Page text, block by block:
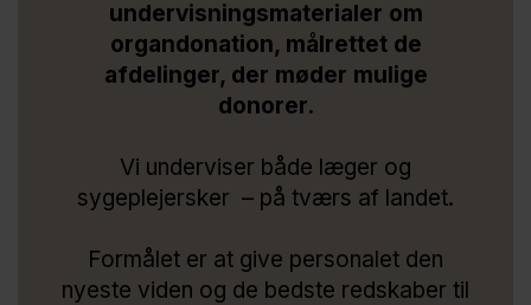
undervisningsmaterialer om
organdonation, målrettet de
afdelinger, der møder mulige
donorer.
Vi underviser både læger og
sygeplejersker – på tværs af landet.
Formålet er at give personalet den
nyeste viden og de bedste redskaber til